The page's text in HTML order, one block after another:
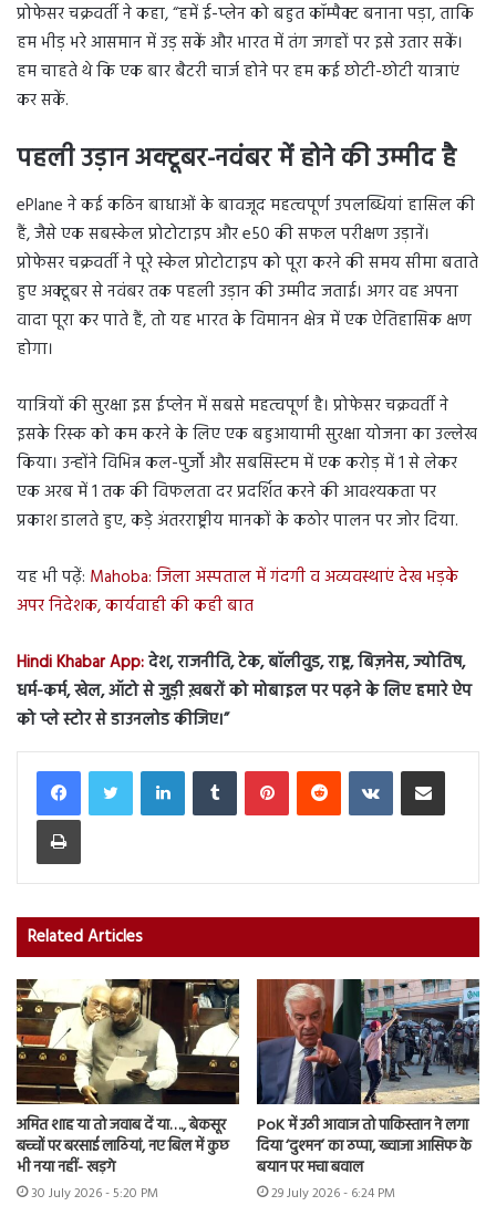
प्रोफेसर चक्रवर्ती ने कहा, “हमें ई-प्लेन को बहुत कॉम्पैक्ट बनाना पड़ा, ताकि
हम भीड़ भरे आसमान में उड़ सकें और भारत में तंग जगहों पर इसे उतार सकें।
हम चाहते थे कि एक बार बैटरी चार्ज होने पर हम कई छोटी-छोटी यात्राएं
कर सकें.
पहली उड़ान अक्टूबर-नवंबर में होने की उम्मीद है
ePlane ने कई कठिन बाधाओं के बावजूद महत्वपूर्ण उपलब्धियां हासिल की
हैं, जैसे एक सबस्केल प्रोटोटाइप और e50 की सफल परीक्षण उड़ानें।
प्रोफेसर चक्रवर्ती ने पूरे स्केल प्रोटोटाइप को पूरा करने की समय सीमा बताते
हुए अक्टूबर से नवंबर तक पहली उड़ान की उम्मीद जताई। अगर वह अपना
वादा पूरा कर पाते हैं, तो यह भारत के विमानन क्षेत्र में एक ऐतिहासिक क्षण
होगा।
यात्रियों की सुरक्षा इस ईप्लेन में सबसे महत्वपूर्ण है। प्रोफेसर चक्रवर्ती ने
इसके रिस्क को कम करने के लिए एक बहुआयामी सुरक्षा योजना का उल्लेख
किया। उन्होंने विभिन्न कल-पुर्जों और सबसिस्टम में एक करोड़ में 1 से लेकर
एक अरब में 1 तक की विफलता दर प्रदर्शित करने की आवश्यकता पर
प्रकाश डालते हुए, कड़े अंतरराष्ट्रीय मानकों के कठोर पालन पर जोर दिया.
यह भी पढ़ें: Mahoba: जिला अस्पताल में गंदगी व अव्यवस्थाएं देख भड़के
अपर निदेशक, कार्यवाही की कही बात
Hindi Khabar App:देश, राजनीति, टेक, बॉलीवुड, राष्ट्र, बिज़नेस, ज्योतिष,
धर्म-कर्म, खेल, ऑटो से जुड़ी ख़बरों को मोबाइल पर पढ़ने के लिए हमारे ऐप
को प्ले स्टोर से डाउनलोड कीजिए।”
LinkedInTumblr PinterestReddit VKontakteShare via Email
Print
Related Articles
अमित शाह या तो जवाब दें या…., बेकसूर
बच्चों पर बरसाई लाठियां, नए बिल में कुछ
भी नया नहीं- खड़गे
30 July 2026 - 5:20 PM
PoK में उठी आवाज तो पाकिस्तान ने लगा
दिया ‘दुश्मन’ का ठप्पा, ख्वाजा आसिफ के
बयान पर मचा बवाल
29 July 2026 - 6:24 PM